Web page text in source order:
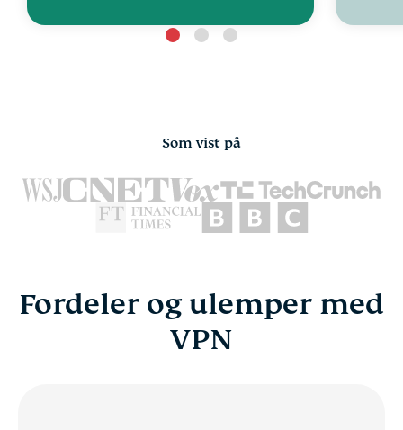
Som vist på
Fordeler og ulemper med
VPN